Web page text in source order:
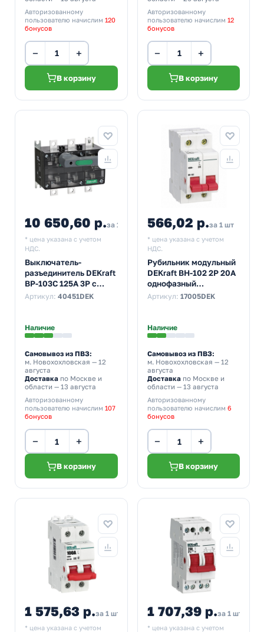
Авторизованному
пользователю начислим 120
бонусов
− +
В корзину
Авторизованному
пользователю начислим 12
бонусов
− +
В корзину
10 650,60 р.за 1 шт
* цена указана с учетом
НДС.
Выключатель-
разъединитель DEKraft
ВР-103С 125А 3Р с
видимым разрывом
Артикул: 40451DEK
Наличие
Самовывоз из ПВЗ:
м. Новохохловская — 12
августа
Доставка по Москве и
области — 13 августа
Авторизованному
пользователю начислим 107
бонусов
− +
В корзину
566,02 р.за 1 шт
* цена указана с учетом
НДС.
Рубильник модульный
DEKraft ВН-102 2P 20А
однофазный
(выключатель
Артикул: 17005DEK
Наличие
Самовывоз из ПВЗ:
м. Новохохловская — 12
августа
Доставкапо Москве и
области — 13 августа
Авторизованному
пользователю начислим 6
бонусов
− +
В корзину
1 575,63 р.за 1 шт
* цена указана с учетом
1 707,39 р.за 1 шт
* цена указана с учетом